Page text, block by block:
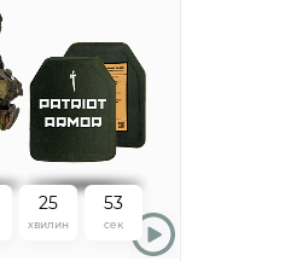
25
хвилин
52
сек